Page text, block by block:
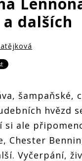
dalších
šampaňské,
hvězd
si ale
Chester
Vyčerpání,